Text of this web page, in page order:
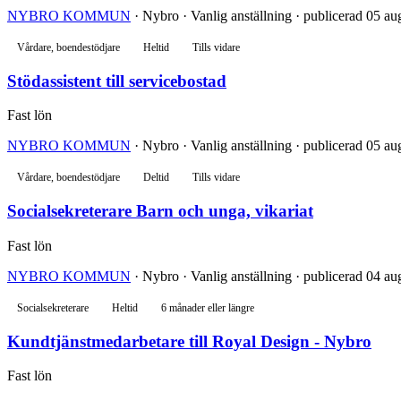
NYBRO KOMMUN · Nybro · Vanlig anställning · publicerad 05
Vårdare, boendestödjare Heltid Tills vidare
Stödassistent till servicebostad
Fast lön
NYBRO KOMMUN · Nybro · Vanlig anställning · publicerad 05
Vårdare, boendestödjare Deltid Tills vidare
Socialsekreterare Barn och unga, vikariat
Fast lön
NYBRO KOMMUN · Nybro · Vanlig anställning · publicerad 04
Socialsekreterare Heltid 6 månader eller längre
Kundtjänstmedarbetare till Royal Design - Nybro
Fast lön